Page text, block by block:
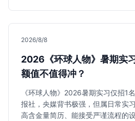
2026/8/8
2026《环球人物》暑期实
额值不值得冲？
《环球人物》2026暑期实习仅招1
报社，央媒背书极强，但属日常实
高含金量简历、能接受严谨流程的